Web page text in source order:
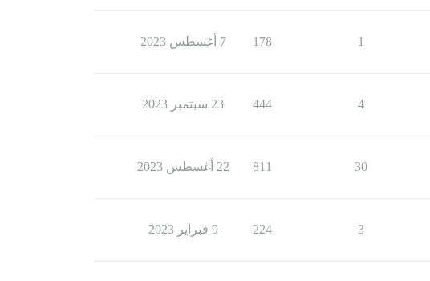
1
178 7 أغسطس 2023
4
444 23 سبتمبر 2023
30
811 22 أغسطس 2023
3
224 9 فبراير 2023